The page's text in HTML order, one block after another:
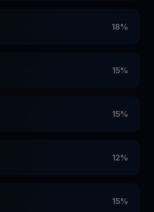
18%
15%
15%
12%
15%